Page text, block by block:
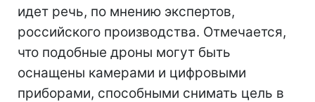
идет речь, по мнению экспертов,
российского производства. Отмечается,
что подобные дроны могут быть
оснащены камерами и цифровыми
приборами, способными снимать цель в